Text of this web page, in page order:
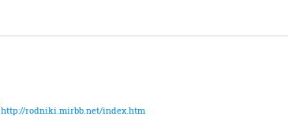
http://rodniki.mirbb.net/index.htm